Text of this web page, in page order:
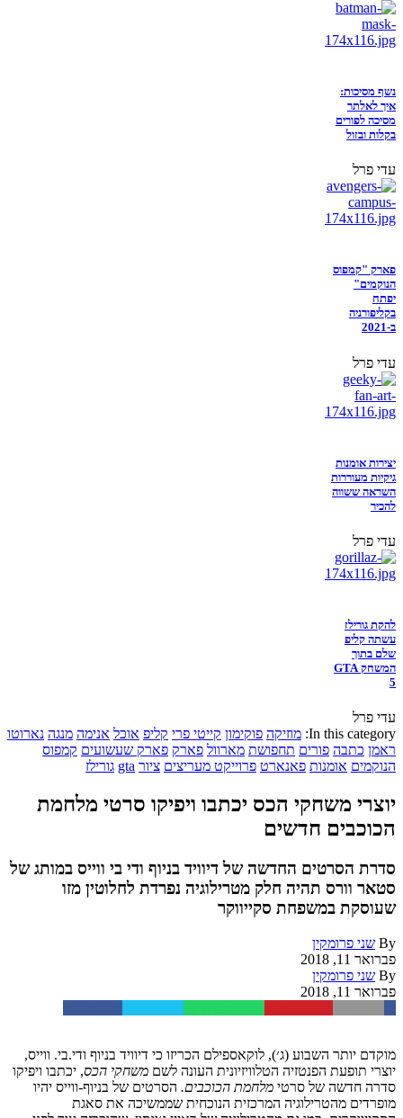
נשף מסיכות:
איך לאלתר
מסיכה לפורים
בקלות ובזול
עדי פרל
פארק "קמפוס
הנוקמים"
יפתח
בקליפורניה
ב-2021
עדי פרל
יצירות אומנות
גיקיות מעוררות
השראה ששווה
להכיר
עדי פרל
להקת גורילז
עשתה קליפ
שלם בתוך
המשחק GTA
5
עדי פרל
In this category: מוזיקה פוקימון קייטי פרי קליפ אוכל אנימה מנגה נארוטו
ראמן כתבה פורים תחפושת מארוול פארק פארק שעשועים קמפוס
הנוקמים אומנות פאנארט פרוייקט מעריצים ציור gta גורילז
יוצרי משחקי הכס יכתבו ויפיקו סרטי מלחמת
הכוכבים חדשים
סדרת הסרטים החדשה של דיוויד בניוף ודי בי ווייס במותג של
סטאר וורס תהיה חלק מטרילוגיה נפרדת לחלוטין מזו
שעוסקת במשפחת סקייווקר
By שני פרומקין
פברואר 11, 2018
By שני פרומקין
פברואר 11, 2018
מוקדם יותר השבוע (ג׳), לוקאספילם הכריזו כי דיוויד בניוף ודי.בי. ווייס,
יוצרי תופעת הפנטזיה הטלוויזיונית העונה לשם משחקי הכס, יכתבו ויפיקו
סדרה חדשה של סרטי מלחמת הכוכבים. הסרטים של בניוף-ווייס יהיו
מופרדים מהטרילוגיה המרכזית הנוכחית שממשיכה את סאגת